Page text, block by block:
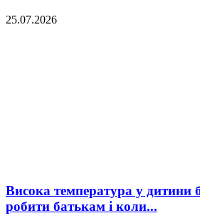
25.07.2026
Висока температура у дитини
робити батькам і коли...